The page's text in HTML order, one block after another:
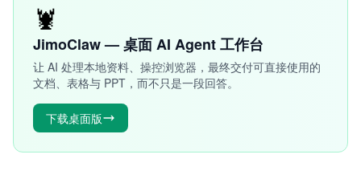
🦞
JimoClaw — 桌面 AI Agent 工作台
让 AI 处理本地资料、操控浏览器，最终交付可直接使用的
文档、表格与 PPT，而不只是一段回答。
下载桌面版